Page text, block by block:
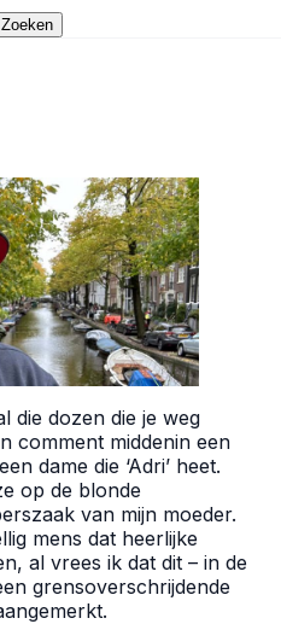
Zoeken
die dozen die je weg
comment middenin een
dame die ‘Adri’ heet.
op de blonde
van mijn moeder.
mens dat heerlijke
al vrees ik dat dit – in de
grensoverschrijdende